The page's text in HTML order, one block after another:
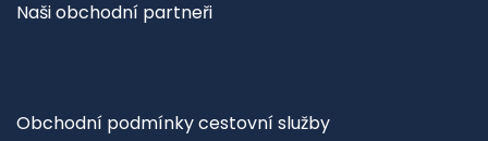
Naši obchodní partneři
Obchodní podmínky cestovní služby